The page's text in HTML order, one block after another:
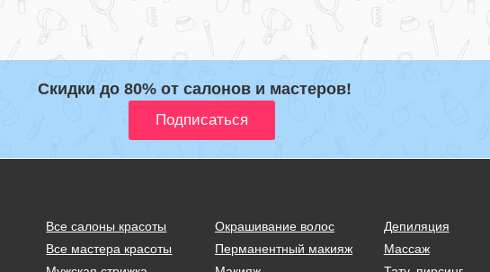
Скидки до 80% от салонов и мастеров!
Все салоны красоты
Все мастера красоты
Окрашивание волос
Перманентный макияж
Депиляция
Массаж